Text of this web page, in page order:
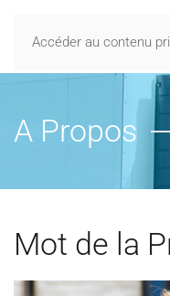
Accéder au contenu
A Propos
Mot de la